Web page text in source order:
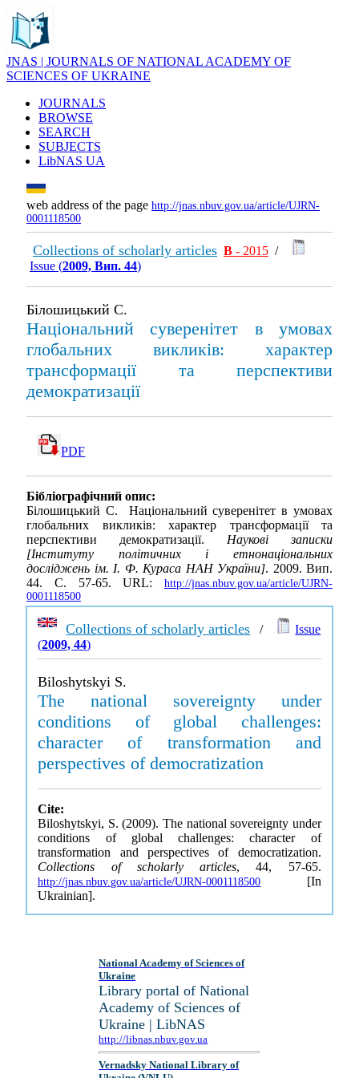
JNAS | JOURNALS OF NATIONAL ACADEMY OF
SCIENCES OF UKRAINE
JOURNALS
BROWSE
SEARCH
SUBJECTS
LibNAS UA
web address of the page http://jnas.nbuv.gov.ua/article/UJRN-
0001118500
Collections of scholarly articles В - 2015 /
Issue (2009, Вип. 44)
Білошицький С.
Національний суверенітет в умовах
глобальних викликів: характер
трансформації та перспективи
демократизації
PDF
Бібліографічний опис:
Білошицький С. Національний суверенітет в умовах
глобальних викликів: характер трансформації та
перспективи демократизації. Наукові записки
[Інституту політичних і етнонаціональних
досліджень ім. І. Ф. Кураса НАН України]. 2009. Вип.
44. С. 57-65. URL: http://jnas.nbuv.gov.ua/article/UJRN-
0001118500
Collections of scholarly articles /
Issue
(2009, 44)
Biloshytskyi S.
The national sovereignty under
conditions of global challenges:
character of transformation and
perspectives of democratization
Cite:
Biloshytskyi, S. (2009). The national sovereignty under
conditions of global challenges: character of
transformation and perspectives of democratization.
Collections of scholarly articles, 44, 57-65.
http://jnas.nbuv.gov.ua/article/UJRN-0001118500 [In
Ukrainian].
National Academy of Sciences of
Ukraine
Library portal of National
Academy of Sciences of
Ukraine | LibNAS
http://libnas.nbuv.gov.ua
Vernadsky National Library of